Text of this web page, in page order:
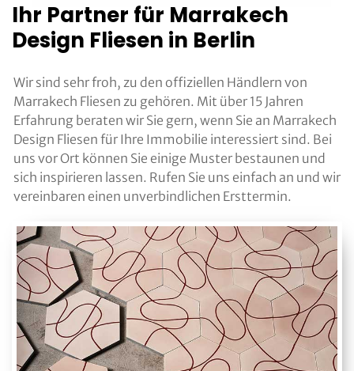
Ihr Partner für Marrakech
Design Fliesen in Berlin
Wir sind sehr froh, zu den offiziellen Händlern von
Marrakech Fliesen zu gehören. Mit über 15 Jahren
Erfahrung beraten wir Sie gern, wenn Sie an Marrakech
Design Fliesen für Ihre Immobilie interessiert sind. Bei
uns vor Ort können Sie einige Muster bestaunen und
sich inspirieren lassen. Rufen Sie uns einfach an und wir
vereinbaren einen unverbindlichen Ersttermin.